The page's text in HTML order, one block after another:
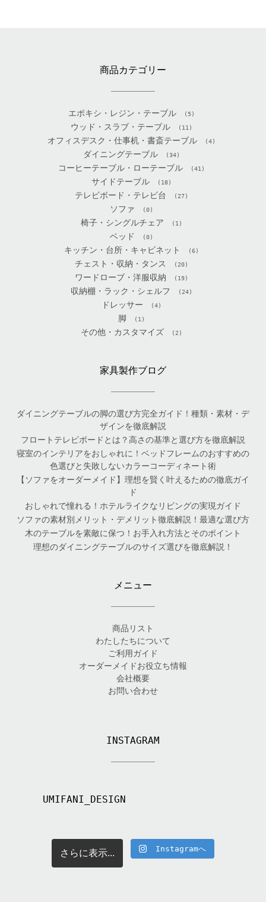
商品カテゴリー
エポキシ・レジン・テーブル (5)
ウッド・スラブ・テーブル (11)
オフィスデスク・仕事机・書斎テーブル (4)
ダイニングテーブル (34)
コーヒーテーブル・ローテーブル (41)
サイドテーブル (18)
テレビボード・テレビ台 (27)
ソファ (0)
椅子・シングルチェア (1)
ベッド (0)
キッチン・台所・キャビネット (6)
チェスト・収納・タンス (20)
ワードローブ・洋服収納 (19)
収納棚・ラック・シェルフ (24)
ドレッサー (4)
脚 (1)
その他・カスタマイズ (2)
家具製作ブログ
ダイニングテーブルの脚の選び方完全ガイド！種類・素材・デ
ザインを徹底解説
フロートテレビボードとは？高さの基準と選び方を徹底解説
寝室のインテリアをおしゃれに！ベッドフレームのおすすめの
色選びと失敗しないカラーコーディネート術
【ソファをオーダーメイド】理想を賢く叶えるための徹底ガイ
ド
おしゃれで憧れる！ホテルライクなリビングの実現ガイド
ソファの素材別メリット・デメリット徹底解説！最適な選び方
木のテーブルを素敵に保つ！お手入れ方法とそのポイント
理想のダイニングテーブルのサイズ選びを徹底解説！
メニュー
商品リスト
わたしたちについて
ご利用ガイド
オーダーメイドお役立ち情報
会社概要
お問い合わせ
INSTAGRAM
UMIFANI_DESIGN
さらに表示... Instagramへ